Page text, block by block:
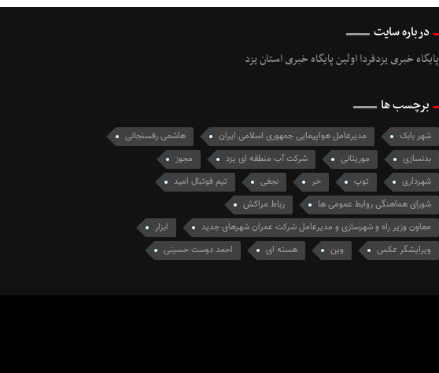
درباره سایت
پایگاه خبری یزدفردا اولین پایگاه خبری استان یزد
برچسب ها
شهر بابک مدیرعامل هواپیمایی جمهوری اسلامی ایران
هاشمی رفسنجانی
بدنسازی
موریتانی شرکت آب منطقه ای یزد
مجوز
شهرداری
توپ خر نجفی
تیم فوتبال امید
شورای هماهنگی روابط عمومی ها
رباط مراکش
معاون وزیر راه و شهرسازی و مدیرعامل شرکت عمران شهرهای جدید
ابزار
ویرایشگر عکس
وین هسته ای احمد دوست حسینی